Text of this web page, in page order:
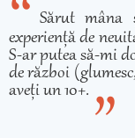
Sărut
experiență de
S-ar putea să-mi
de război
aveți un 10+.